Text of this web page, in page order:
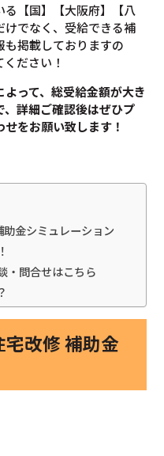
【国】【大阪府】【八
けでなく、受給できる補
掲載しておりますの
ださい！
って、総受給金額が大き
、詳細ご確認後はぜひプ
をお願い致します！
金シミュレーション
・問合せはこちら
宅改修 補助金